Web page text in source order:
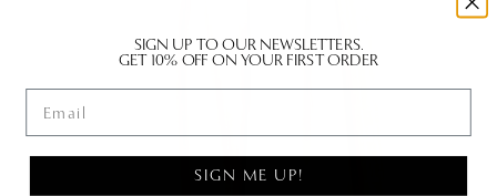
SIGN UP TO OUR NEWSLETTERS.
GET 10% OFF ON YOUR FIRST ORDER
SIGN ME UP!